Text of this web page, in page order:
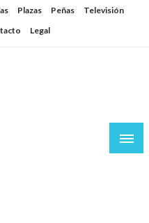
Plazas Peñas
Televisión
Legal